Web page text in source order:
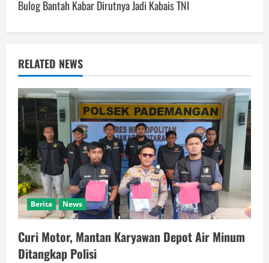
n
v
i
g
a
t
i
o
n
Bulog Bantah Kabar Dirutnya Jadi Kabais TNI
RELATED NEWS
Berita News
Curi Motor, Mantan Karyawan Depot Air Minum
Ditangkap Polisi